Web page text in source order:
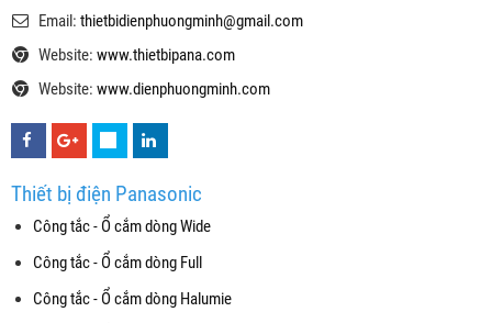
Email: thietbidienphuongminh@gmail.com
Website: www.thietbipana.com
Website: www.dienphuongminh.com
Thiết bị điện Panasonic
Công tắc - Ổ cắm dòng Wide
Công tắc - Ổ cắm dòng Full
Công tắc - Ổ cắm dòng Halumie